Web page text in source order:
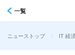
一覧
ニューストップ > IT 経